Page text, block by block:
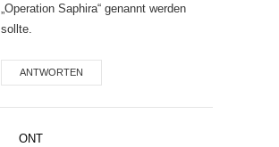
„Operation Saphira“ genannt werden
sollte.
ANTWORTEN
ONT